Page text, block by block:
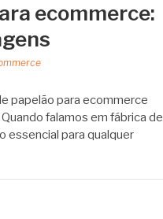
ecommerce:
papelão para ecommerce
falamos em fábrica de
essencial para qualquer